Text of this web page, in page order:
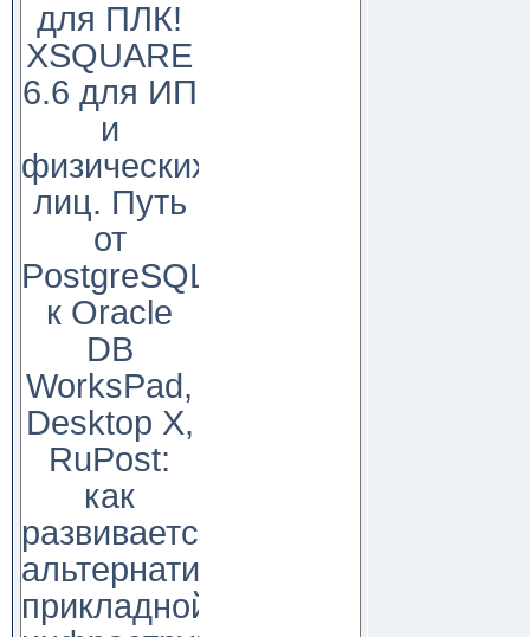
для ПЛК!
XSQUARE
6.6 для ИП
и
физических
лиц. Путь
от
PostgreSQL
к Oracle
DB
WorksPad,
Desktop X,
RuPost:
как
развивается
альтернатива
прикладной